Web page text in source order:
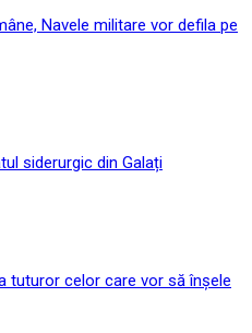
Navele militare vor defila pe
siderurgic din Galați
tuturor celor care vor să înșele